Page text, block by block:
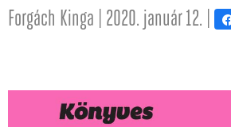
Forgách Kinga | 2020. január 12. |